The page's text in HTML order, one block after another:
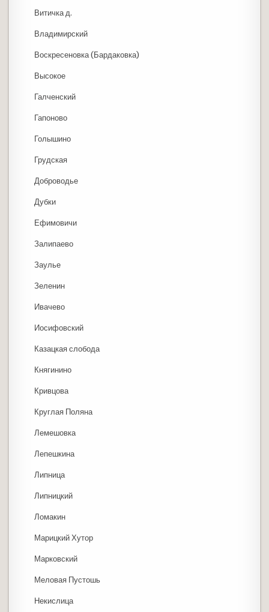
Витичка д.
Владимирский
Воскресеновка (Бардаковка)
Высокое
Галченский
Гапоново
Голышино
Грудская
Доброводье
Дубки
Ефимовичи
Залипаево
Заулье
Зеленин
Ивачево
Иосифовский
Казацкая слобода
Княгинино
Кривцова
Круглая Поляна
Лемешовка
Лепешкина
Липница
Липницкий
Ломакин
Марицкий Хутор
Марковский
Меловая Пустошь
Некислица